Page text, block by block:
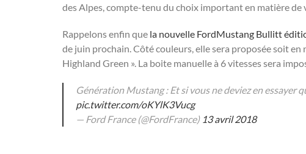
des Alpes, compte-tenu du choix important en matière de
Rappelons enfin que la nouvelle FordMustang Bullitt
de juin prochain. Côté couleurs, elle sera proposée soit en
Highland Green ». La boite manuelle à 6 vitesses sera
Génération Mustang : Et si vous ne deviez en essayer
pic.twitter.com/oKYlK3Vucg
— Ford France (@FordFrance) 13 avril 2018